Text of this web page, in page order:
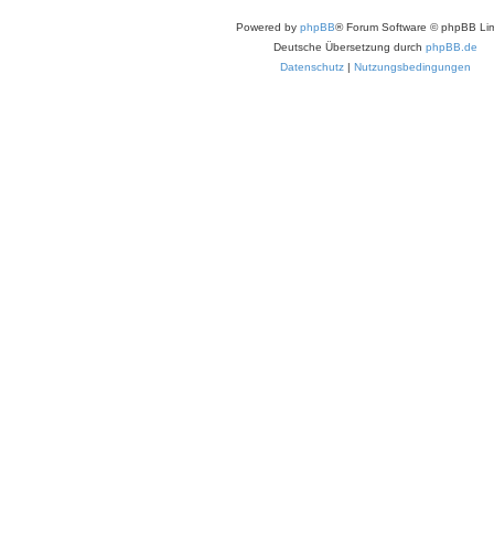
Powered by phpBB® Forum Software © phpBB
Deutsche Übersetzung durch phpBB.de
Datenschutz
Nutzungsbedingungen